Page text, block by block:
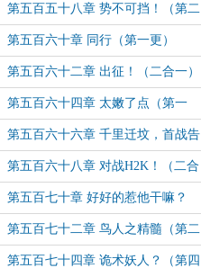
更）
第五百五十八章 势不可挡！（第二
更）
第五百六十章 同行（第一更）
第五百六十二章 出征！（二合一）
第五百六十四章 太嫩了点（第一
更）
第五百六十六章 千里迁坟，首战告
捷！（二合一）
第五百六十八章 对战H2K！（二合
一）
第五百七十章 好好的惹他干嘛？
（第二更）
第五百七十二章 鸟人之精髓（第二
更）
第五百七十四章 诡术妖人？（第四